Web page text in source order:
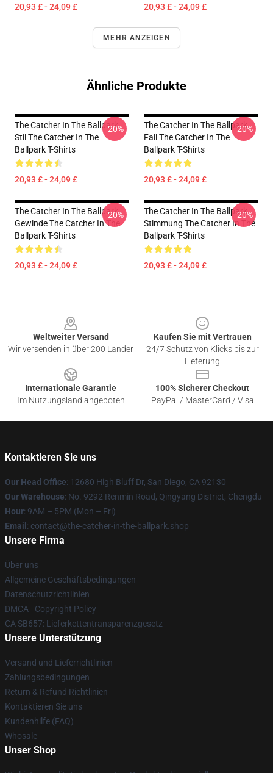
20,93 £ - 24,09 £ 20,93 £ - 24,09 £
MEHR ANZEIGEN
Ähnliche Produkte
The Catcher In The Ballpark
Stil The Catcher In The
Ballpark T-Shirts
20,93 £ - 24,09 £
-20%
The Catcher In The Ballpark
Fall The Catcher In The
Ballpark T-Shirts
20,93 £ - 24,09 £
-20%
The Catcher In The Ballpark
Gewinde The Catcher In The
Ballpark T-Shirts
20,93 £ - 24,09 £
-20%
The Catcher In The Ballpark
Stimmung The Catcher In The
Ballpark T-Shirts
20,93 £ - 24,09 £
-20%
Weltweiter Versand
Wir versenden in über 200 Länder
Kaufen Sie mit Vertrauen
24/7 Schutz von Klicks bis zur
Lieferung
Internationale Garantie
Im Nutzungsland angeboten
100% Sicherer Checkout
PayPal / MasterCard / Visa
Kontaktieren Sie uns
Our Head Office: 12680 High Bluff Dr, San Diego, CA 92130
Our Warehouse: No. 9292 Renmin Road, Qingyang District, Chengdu
Hour: 9AM – 5PM (Mon – Fri)
Email : contact@the-catcher-in-the-ballpark.shop
Unsere Firma
Über uns
Allgemeine Geschäftsbedingungen
Datenschutzrichtlinien
DMCA - Copyright Policy
CA SB657: Lieferkettentransparenzgesetz
Unsere Unterstützung
Versand und Lieferrichtlinien
Zahlungsbedingungen
Return & Refund Richtlinien
Kontaktieren Sie uns
Kundenhilfe (FAQ)
Whosale
Unser Shop